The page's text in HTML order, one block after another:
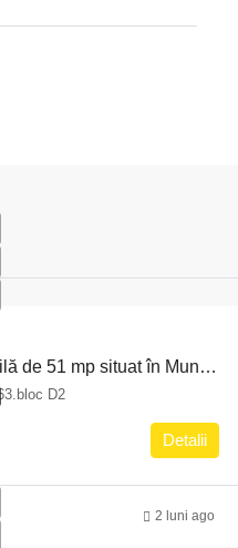
Spațiu cu suprafața utilă de 51 mp situat în Municipiul Pitești, str. Nicolae Bălcescu nr. 163, bloc D2, județul Argeș
D2
Detalii
2 luni ago